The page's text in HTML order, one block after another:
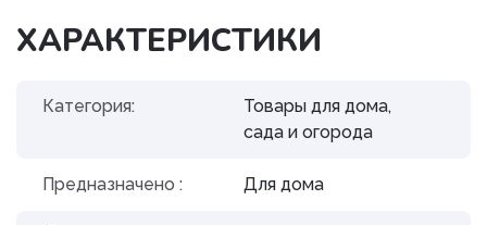
ХАРАКТЕРИСТИКИ
Категория:
Товары для дома,
сада и огорода
Предназначено : Для дома